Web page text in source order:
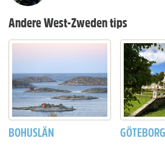
Andere West-Zweden tips
BOHUSLÄN GÖTEBORG